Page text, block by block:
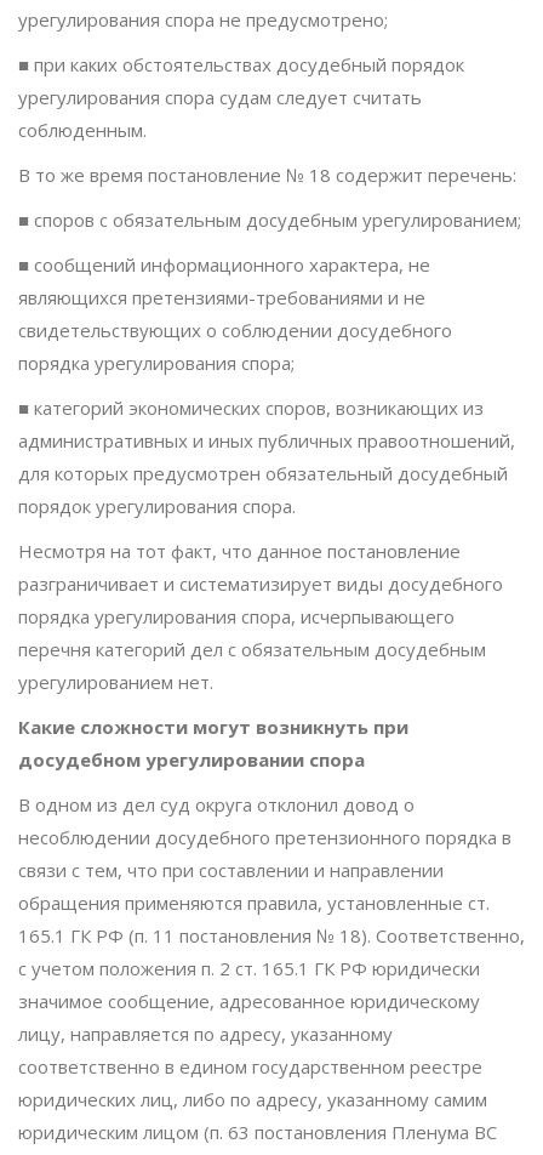
урегулирования спора не предусмотрено;
■ при каких обстоятельствах досудебный порядок
урегулирования спора судам следует считать
соблюденным.
В то же время постановление № 18 содержит перечень:
■ споров с обязательным досудебным урегулированием;
■ сообщений информационного характера, не
являющихся претензиями-требованиями и не
свидетельствующих о соблюдении досудебного
порядка урегулирования спора;
■ категорий экономических споров, возникающих из
административных и иных публичных правоотношений,
для которых предусмотрен обязательный досудебный
порядок урегулирования спора.
Несмотря на тот факт, что данное постановление
разграничивает и систематизирует виды досудебного
порядка урегулирования спора, исчерпывающего
перечня категорий дел с обязательным досудебным
урегулированием нет.
Какие сложности могут возникнуть при
досудебном урегулировании спора
В одном из дел суд округа отклонил довод о
несоблюдении досудебного претензионного порядка в
связи с тем, что при составлении и направлении
обращения применяются правила, установленные ст.
165.1 ГК РФ (п. 11 постановления № 18). Соответственно,
с учетом положения п. 2 ст. 165.1 ГК РФ юридически
значимое сообщение, адресованное юридическому
лицу, направляется по адресу, указанному
соответственно в едином государственном реестре
юридических лиц, либо по адресу, указанному самим
юридическим лицом (п. 63 постановления Пленума ВС